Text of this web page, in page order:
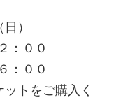
）
：００
：００
トをご購入く